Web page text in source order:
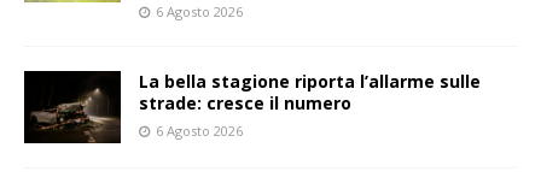
6 Agosto 2026
La bella stagione riporta l’allarme sulle
strade: cresce il numero
6 Agosto 2026